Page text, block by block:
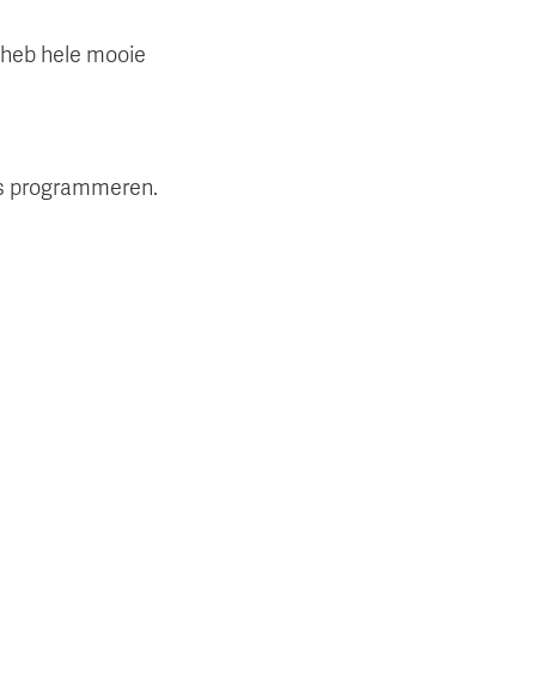
hele mooie
programmeren.